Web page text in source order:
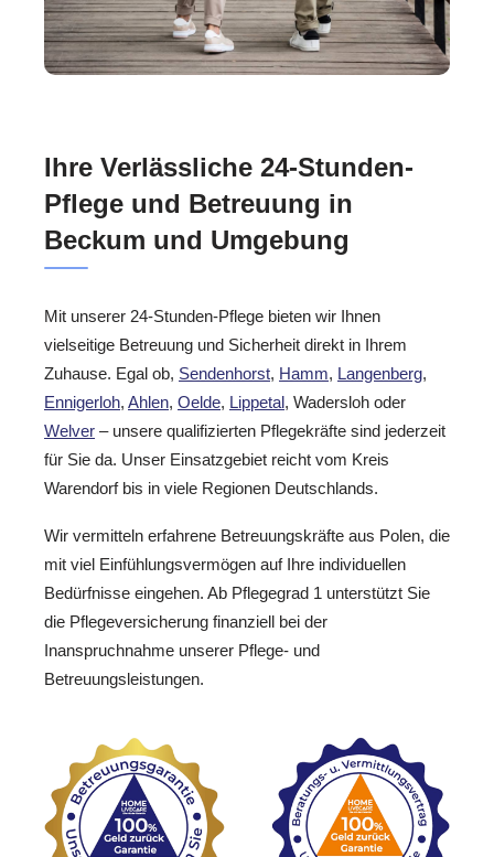
Ihre Verlässliche 24-Stunden-
Pflege und Betreuung in
Beckum und Umgebung
Mit unserer 24-Stunden-Pflege bieten wir Ihnen
vielseitige Betreuung und Sicherheit direkt in Ihrem
Zuhause. Egal ob, Sendenhorst, Hamm, Langenberg,
Ennigerloh, Ahlen, Oelde, Lippetal, Wadersloh oder
Welver – unsere qualifizierten Pflegekräfte sind jederzeit
für Sie da. Unser Einsatzgebiet reicht vom Kreis
Warendorf bis in viele Regionen Deutschlands.
Wir vermitteln erfahrene Betreuungskräfte aus Polen, die
mit viel Einfühlungsvermögen auf Ihre individuellen
Bedürfnisse eingehen. Ab Pflegegrad 1 unterstützt Sie
die Pflegeversicherung finanziell bei der
Inanspruchnahme unserer Pflege- und
Betreuungsleistungen.